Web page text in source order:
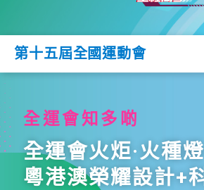
第十五屆全國運動會
全運會知多啲
全運會火炬·火種
粵港澳榮耀設計+